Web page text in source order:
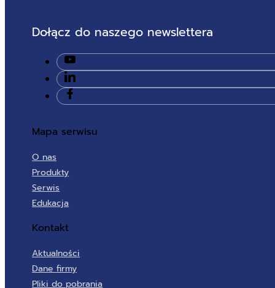
Dołącz do naszego newslettera
Mapa serwisu
O nas
Produkty
Serwis
Edukacja
Kontakt
Aktualności
Dane firmy
Pliki do pobrania